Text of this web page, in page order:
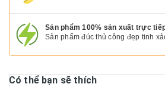
Sản phẩm 100% sản xuất trực
Sản phẩm đúc thủ công đẹp tinh
Có thể bạn sẽ thích